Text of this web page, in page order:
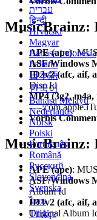
עברית
हिन्दी
Hrvatski
Magyar
Bahasa Indonesia
Italiano
日本語
한국어
Bahasa Melayu
Nederlands
Norsk
Polski
Português
Română
Русский
Slovenčina
Svenska
ไทย
Türkçe
MusicBrainz:
APE (ape):
ASF/Windows
ID3v2 (afc, aif,
Disc Id
MP4 (3g2,
—-
Vorbis
MusicBrainz:
APE (ape):
ASF/Windows
Album Id
ID3v2 (afc, aif,
Original Album